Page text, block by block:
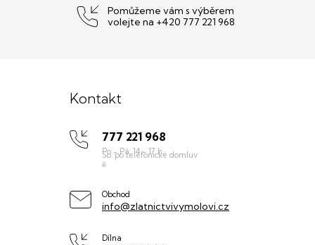
Pomůžeme vám s výběrem
volejte na +420 777 221 968
Kontakt
777 221 968
Obchod
info@zlatnictvivymolovi.cz
Dílna